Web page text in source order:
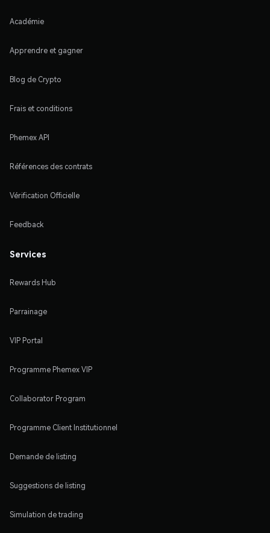
Académie
Apprendre et gagner
Blog de Crypto
Frais et conditions
Phemex API
Références des contrats
Vérification Officielle
Feedback
Services
Rewards Hub
Parrainage
VIP Portal
Programme Phemex VIP
Collaborator Program
Programme Client Institutionnel
Demande de listing
Suggestions de listing
Simulation de trading